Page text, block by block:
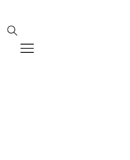
Mobile navigation